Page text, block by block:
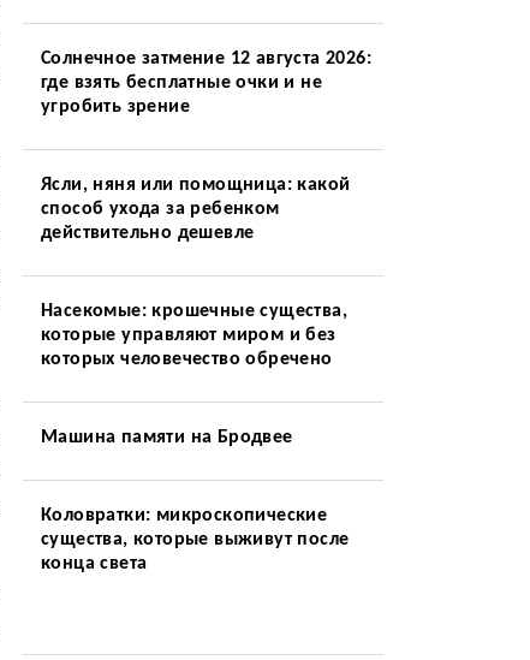
Солнечное затмение 12 августа 2026:
где взять бесплатные очки и не
угробить зрение
Ясли, няня или помощница: какой
способ ухода за ребенком
действительно дешевле
Насекомые: крошечные существа,
которые управляют миром и без
которых человечество обречено
Машина памяти на Бродвее
Коловратки: микроскопические
существа, которые выживут после
конца света